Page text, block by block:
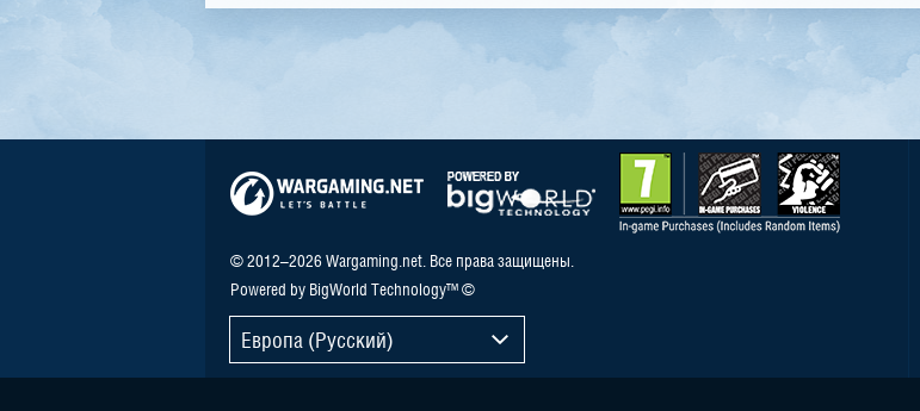
© 2012–2026 Wargaming.net. Все права защищены.
Powered by BigWorld Technology™ ©
Европа (Русский)